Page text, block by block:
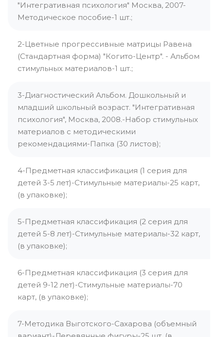
"Интегративная психология" Москва, 2007-
Методическое пособие-1 шт.;
2-Цветные прогрессивные матрицы Равена
(Стандартная форма) "Когито-Центр". - Альбом
стимульных материалов-1 шт.;
3-Диагностический Альбом. Дошкольный и
младший школьный возраст. "Интегративная
психология", Москва, 2008.-Набор стимульных
материалов с методическими
рекомендациями-Папка (30 листов);
4-Предметная классификация (1 серия для
детей 3-5 лет)-Стимульные материалы-25 карт,
(в упаковке);
5-Предметная классификация (2 серия для
детей 5-8 лет)-Стимульные материалы-32 карт,
(в упаковке);
6-Предметная классификация (3 серия для
детей 9-12 лет)-Стимульные материалы-70
карт, (в упаковке);
7-Методика Выготского-Сахарова (объемный